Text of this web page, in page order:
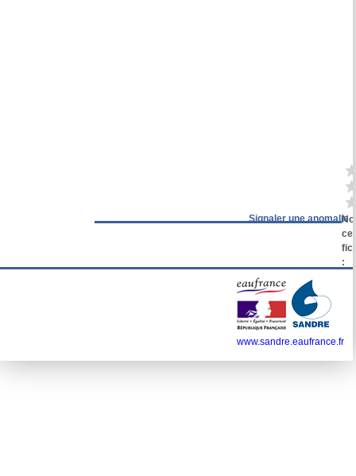
:
Signaler une anomalie
www.sandre.eaufrance.fr